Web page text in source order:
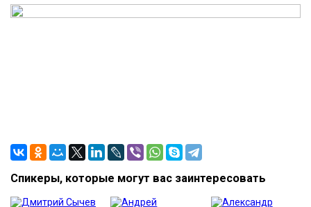
Спикеры, которые могут вас заинтересовать